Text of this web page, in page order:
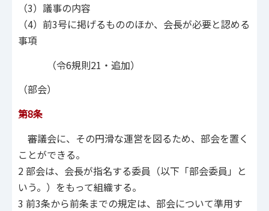
（3）議事の内容
（4）前3号に掲げるもののほか、会長が必要と認める
事項
（令6規則21・追加）
（部会）
第8条
審議会に、その円滑な運営を図るため、部会を置く
ことができる。
2 部会は、会長が指名する委員（以下「部会委員」と
いう。）をもって組織する。
3 前3条から前条までの規定は、部会について準用す